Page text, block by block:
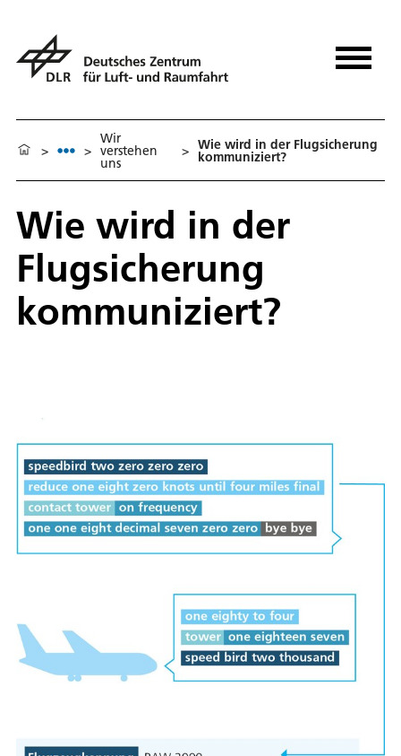
> >
Wir
verstehen
uns
> Wie wird in der Flugsicherung
kommuniziert?
Wie wird in der
Flugsicherung
kommuniziert?